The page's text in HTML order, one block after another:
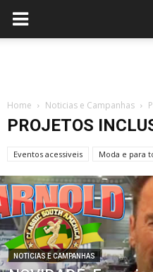
Home Noticias e Campanhas
PROJETOS
Eventos acessiveis Moda e para
NOTICIAS E CAMPANHAS